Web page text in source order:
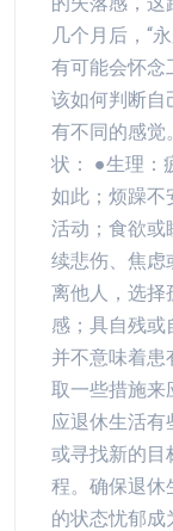
几个月后，“
有可能会怀念
该如何判断自
有不同的感觉
状： ●生理：
如此；烦躁不
活动；食欲或
续悲伤、焦虑
离他人，选择
感；具自残或
并不意味着患
取一些措施来
应退休生活有
或寻找新的目
程。确保退休
的状态忧郁成